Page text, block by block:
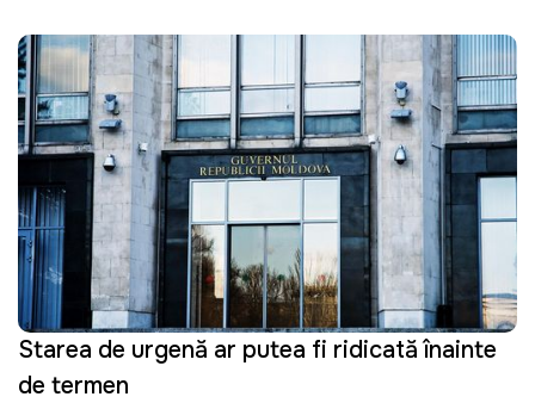
Starea de urgență ar putea fi ridicată înainte
de termen